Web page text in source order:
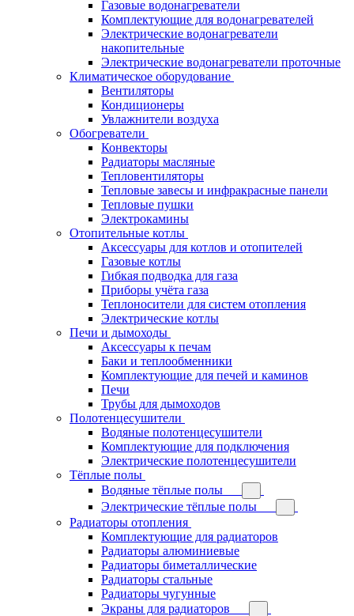
Газовые водонагреватели
Комплектующие для водонагревателей
Электрические водонагреватели
накопительные
Электрические водонагреватели проточные
Климатическое оборудование
Вентиляторы
Кондиционеры
Увлажнители воздуха
Обогреватели
Конвекторы
Радиаторы масляные
Тепловентиляторы
Тепловые завесы и инфракрасные панели
Тепловые пушки
Электрокамины
Отопительные котлы
Аксессуары для котлов и отопителей
Газовые котлы
Гибкая подводка для газа
Приборы учёта газа
Теплоносители для систем отопления
Электрические котлы
Печи и дымоходы
Аксессуары к печам
Баки и теплообменники
Комплектующие для печей и каминов
Печи
Трубы для дымоходов
Полотенцесушители
Водяные полотенцесушители
Комплектующие для подключения
Электрические полотенцесушители
Тёплые полы
Водяные тёплые полы
Электрические тёплые полы
Радиаторы отопления
Комплектующие для радиаторов
Радиаторы алюминиевые
Радиаторы биметаллические
Радиаторы стальные
Радиаторы чугунные
Экраны для радиаторов